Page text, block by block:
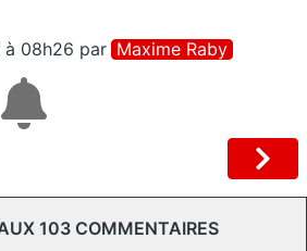
à 08h26 par Maxime Raby
103 COMMENTAIRES